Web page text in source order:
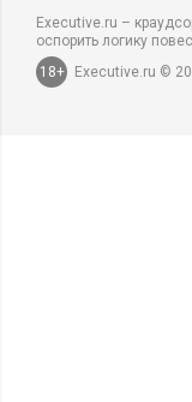
Executive.ru –
оспорить логику
18+
Executive.ru ©